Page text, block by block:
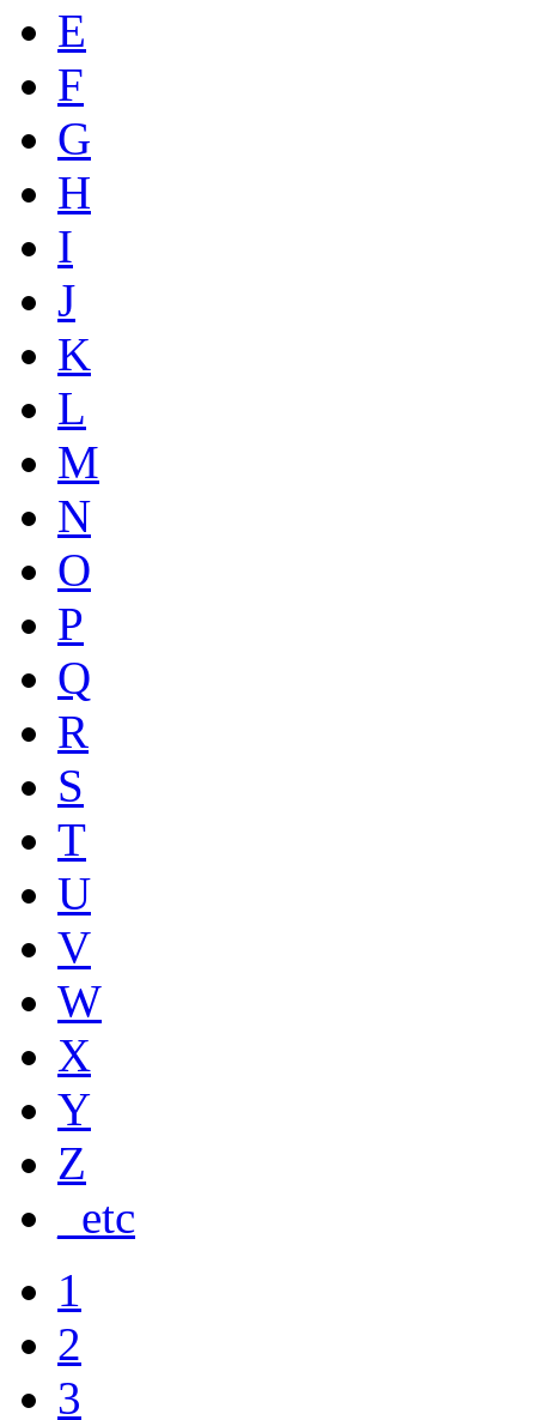
E
F
G
H
I
J
K
L
M
N
O
P
Q
R
S
T
U
V
W
X
Y
Z
_etc
1
2
3